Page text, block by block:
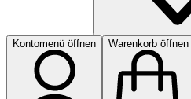
Kontomenü öffnen Warenkorb öffnen